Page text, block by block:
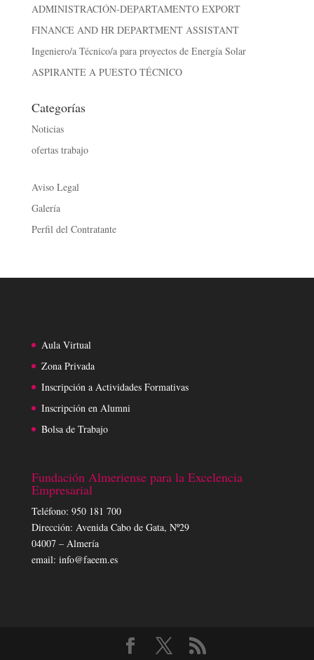
ADMINISTRACIÓN-DEPARTAMENTO EXPORT
FINANCE AND HR DEPARTMENT ASSISTANT
Ingeniero/a Técnico/a para proyectos de Energía Solar
ASPIRANTE A PUESTO TÉCNICO
Categorías
Noticias
ofertas trabajo
Aviso Legal
Galería
Perfil del Contratante
Aula Virtual
Zona Privada
Inscripción a Actividades Formativas
Inscripción en Alumni
Bolsa de Trabajo
Fundación Almeriense para la Excelencia
Empresarial
Teléfono: 950 181 700
Dirección: Avenida Cabo de Gata, Nº29
04007 – Almería
email: info@faeem.es